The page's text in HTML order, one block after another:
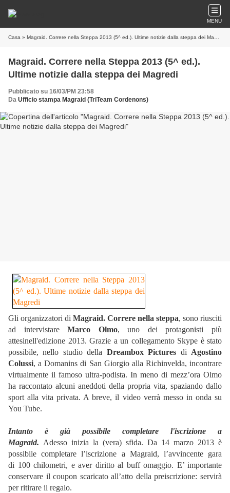
MENU
Casa » Magraid. Correre nella Steppa 2013 (5^ ed.). Ultime notizie dalla steppa dei Magredi
Magraid. Correre nella Steppa 2013 (5^ ed.).
Ultime notizie dalla steppa dei Magredi
Pubblicato su 16/03/PM 23:58
Da Ufficio stampa Magraid (TriTeam Cordenons)
Gli organizzatori di Magraid. Correre nella steppa, sono riusciti
ad intervistareMarco Olmo, uno dei protagonisti più
attesinell'edizione 2013. Grazie a un collegamento Skype è stato
possibile, nello studio della Dreambox Pictures di Agostino
Colussi, a Domanins di San Giorgio alla Richinvelda, incontrare
virtualmente il famoso ultra-podista. In meno di mezz’ora Olmo
ha raccontato alcuni aneddoti della propria vita, spaziando dallo
sport alla vita privata. A breve, il video verrà messo in onda su
You Tube.
Intanto è già possibile completare l'iscrizione a
Magraid. Adesso inizia la (vera) sfida. Da 14 marzo 2013 è
possibile completare l’iscrizione a Magraid, l’avvincente gara
di 100 chilometri, e aver diritto al buff omaggio. E’ importante
conservare il coupon scaricato all’atto della preiscrizione: servirà
per ritirare il regalo.